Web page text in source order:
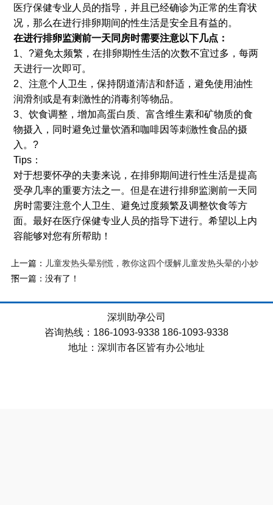
医疗保健专业人员的指导，并且已经确诊为正常的生育状
况，那么在进行排卵期间的性生活是安全且有益的。
在进行排卵监测前一天同房时需要注意以下几点：
1、?避免太频繁，在排卵期性生活的次数不宜过多，每两
天进行一次即可。
2、注意个人卫生，保持阴道清洁和舒适，避免使用油性
润滑剂或是有刺激性的消毒剂等物品。
3、饮食调整，增加高蛋白质、富含维生素和矿物质的食
物摄入，同时避免过量饮酒和咖啡因等刺激性食品的摄
入。?
Tips：
对于想要怀孕的夫妻来说，在排卵期间进行性生活是提高
受孕几率的重要方法之一。但是在进行排卵监测前一天同
房时需要注意个人卫生、避免过度频繁及调整饮食等方
面。最好在医疗保健专业人员的指导下进行。希望以上内
容能够对您有所帮助！
上一篇： 儿童发热头晕别慌，教你这四个缓解儿童发热头晕的小妙
招
下一篇：没有了！
深圳助孕公司
咨询热线：186-1093-9338 186-1093-9338
地址：深圳市各区皆有办公地址